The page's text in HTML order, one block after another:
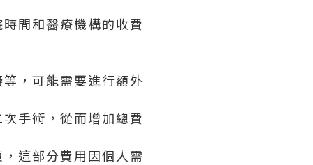
間和醫療機構的收費
，可能需要進行額外
手術，從而增加總費
這部分費用因個人需